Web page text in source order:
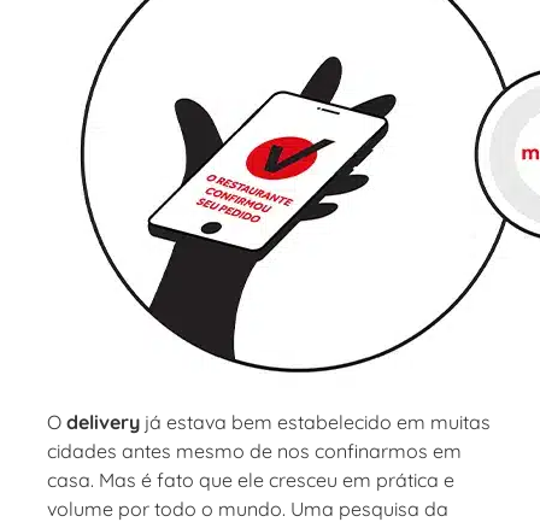
O delivery já estava bem estabelecido em muitas
cidades antes mesmo de nos confinarmos em
casa. Mas é fato que ele cresceu em prática e
volume por todo o mundo. Uma pesquisa da